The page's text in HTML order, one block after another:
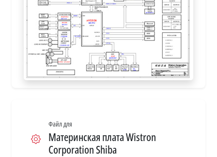
Файл для
Материнская плата Wistron
Corporation Shiba